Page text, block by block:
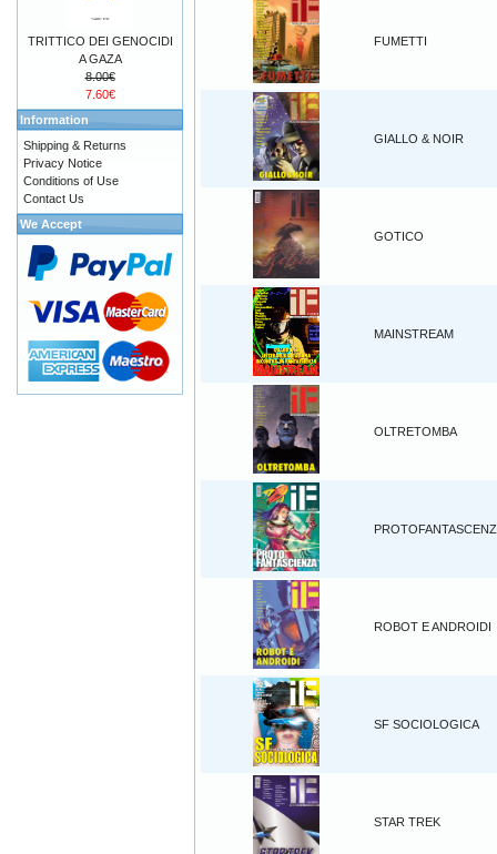
FUMETTI
GIALLO & NOIR
GOTICO
MAINSTREAM
OLTRETOMBA
ROBOT E ANDROIDI
SF SOCIOLOGICA
STAR TREK
TRITTICO DEI GENOCIDI
A GAZA
8.00€
7.60€
Information
Shipping & Returns
Privacy Notice
Conditions of Use
Contact Us
We Accept